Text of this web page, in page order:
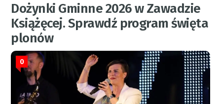
Dożynki Gminne 2026 w Zawadzie
Książęcej. Sprawdź program święta
plonów
0